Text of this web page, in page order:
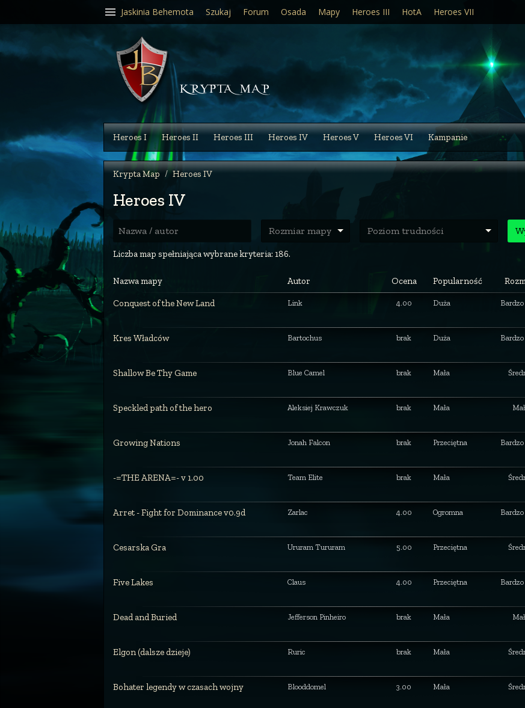
Heroes I Heroes II Heroes III Heroes IV Heroes V Heroes VI Kampanie
Krypta Map Heroes IV
Heroes IV
Nazwa / autor Rozmiar mapy Poziom trudności
Liczba map spełniająca wybrane kryteria: 186.
Nazwa mapy Autor Ocena Popularność
Conquest of the New Land Link 4.00 Duża
Kres Władców Bartochus brak Duża
Shallow Be Thy Game Blue Camel brak Mała
Speckled path of the hero Aleksiej Krawczuk brak Mała
Growing Nations Jonah Falcon brak Przeciętna
-=THE ARENA=- v 1.00 Team Elite brak Mała
Arret - Fight for Dominance v0.9d Zarlac 4.00 Ogromna
Cesarska Gra Ururam Tururam 5.00 Przeciętna
Five Lakes Claus 4.00 Przeciętna
Dead and Buried Jefferson Pinheiro brak Mała
Elgon (dalsze dzieje) Ruric brak Mała
Bohater legendy w czasach wojny Blooddomel 3.00 Mała
Jaskinia Behemota Szukaj Forum Osada Mapy Heroes III HotA Heroes VII